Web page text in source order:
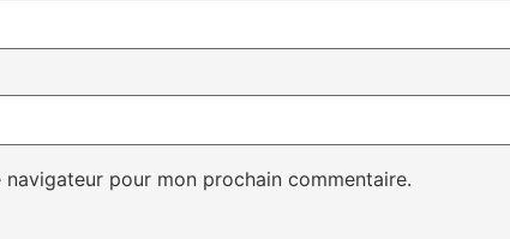
pour mon prochain commentaire.